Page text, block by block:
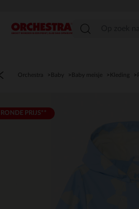
menu
Orchestra Baby Baby meisje Kleding
RONDE PRIJS**